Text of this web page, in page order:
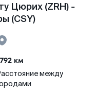
Цюрих (ZRH) -
(CSY)
км
между